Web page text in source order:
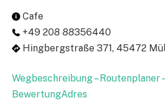
Cafe
+49 208 88356440
Hingbergstraße 371, 45472
Wegbeschreibung – Routenplaner
BewertungAdres